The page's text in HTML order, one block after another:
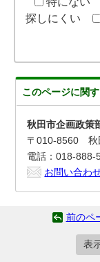
探しにくい
このページに関
秋田市企画政
〒010-8560 秋
電話：018-
お問い合わ
前のペ
表